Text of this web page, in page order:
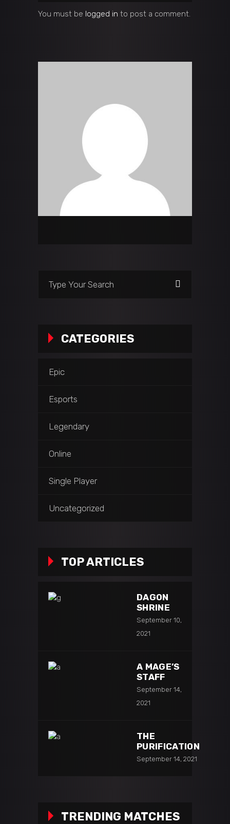
You must be logged in to post a comment.
CATEGORIES
Epic
Esports
Legendary
Online
Single Player
Uncategorized
TOP ARTICLES
DAGON
SHRINE
September 10,
2021
A MAGE’S
STAFF
September 14,
2021
THE
PURIFICATION
September 14, 2021
TRENDING MATCHES